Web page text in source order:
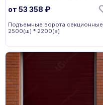
от 53 358 ₽
Подъемные ворота секционные
2500(ш) * 2200(в)